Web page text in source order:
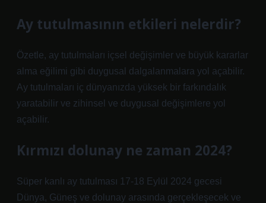
Ay tutulmasının etkileri nelerdir?
Özetle, ay tutulmaları içsel değişimler ve büyük kararlar
alma eğilimi gibi duygusal dalgalanmalara yol açabilir.
Ay tutulmaları iç dünyanızda yüksek bir farkındalık
yaratabilir ve zihinsel ve duygusal değişimlere yol
açabilir.
Kırmızı dolunay ne zaman 2024?
Süper kanlı ay tutulması 17-18 Eylül 2024 gecesi
Dünya, Güneş ve dolunay arasında gerçekleşecek ve